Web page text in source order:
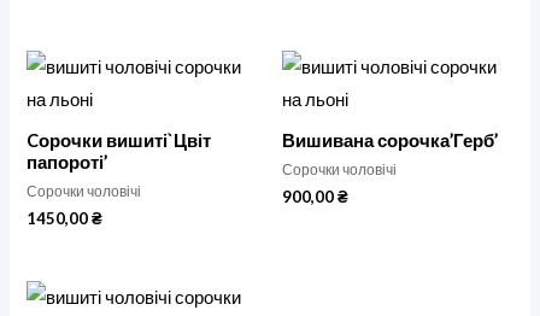
Cорочки вишиті`Цвіт
папороті’
Сорочки чоловічі
1450,00₴
Вишивана сорочка’Герб’
Сорочки чоловічі
900,00₴